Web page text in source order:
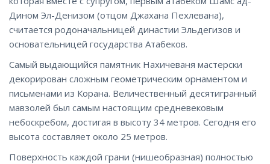
Дином Эл-Денизом (отцом Джахана Пехлевана),
считается родоначальницей династии Эльдегизов и
основательницей государства Атабеков.
Самый выдающийся памятник Нахичеваня мастерски
декорирован сложным геометрическим орнаментом и
письменами из Корана. Величественный десятигранный
мавзолей был самым настоящим средневековым
небоскребом, достигая в высоту 34 метров. Сегодня его
высота составляет около 25 метров.
Поверхность каждой грани (нишеобразная) полностью